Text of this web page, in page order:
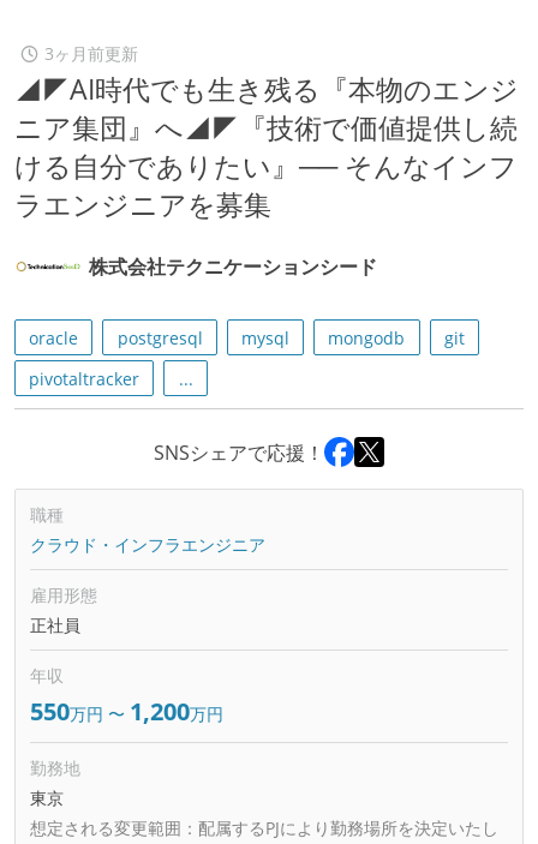
3ヶ月前更新
◢◤AI時代でも生き残る『本物のエンジ
ニア集団』へ◢◤『技術で価値提供し続
ける自分でありたい』── そんなインフ
ラエンジニアを募集
株式会社テクニケーションシード
oracle postgresql mysql mongodb
git
pivotaltracker
...
SNSシェアで応援！
職種
クラウド・インフラエンジニア
雇用形態
正社員
年収
550万円 〜 1,200万円
勤務地
東京
想定される変更範囲： 配属するPJにより勤務場所を決定いたし